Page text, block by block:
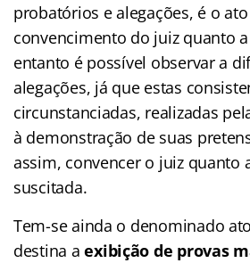
probatórios e alegações, é o
convencimento do juiz quanto
entanto é possível observar a
alegações, já que estas
circunstanciadas, realizadas
à demonstração de suas
assim, convencer o juiz quanto
suscitada.
Tem-se ainda o denominado
destina aexibição de provas